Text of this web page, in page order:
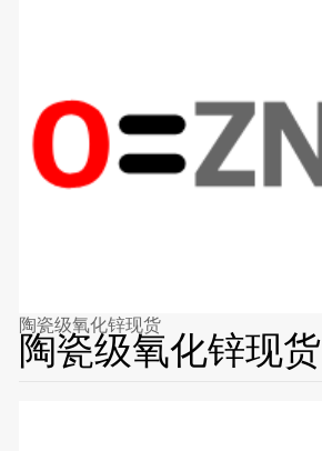
陶瓷级氧化锌现货
陶瓷级氧化锌现货